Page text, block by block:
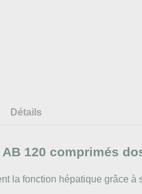
Détails
AB 120 comprimés
la fonction hépatique grâce